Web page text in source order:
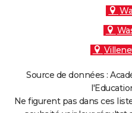
Source de données :
Ne figurent pas dans ces